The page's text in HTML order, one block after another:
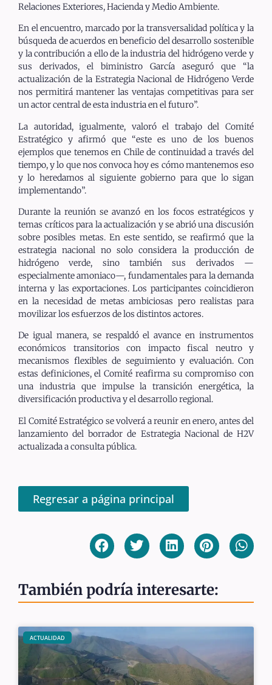
Relaciones Exteriores, Hacienda y Medio Ambiente.
En el encuentro, marcado por la transversalidad política y la
búsqueda de acuerdos en beneficio del desarrollo sostenible
y la contribución a ello de la industria del hidrógeno verde y
sus derivados, el biministro García aseguró que “la
actualización de la Estrategia Nacional de Hidrógeno Verde
nos permitirá mantener las ventajas competitivas para ser
un actor central de esta industria en el futuro”.
La autoridad, igualmente, valoró el trabajo del Comité
Estratégico y afirmó que “este es uno de los buenos
ejemplos que tenemos en Chile de continuidad a través del
tiempo, y lo que nos convoca hoy es cómo mantenemos eso
y lo heredamos al siguiente gobierno para que lo sigan
implementando”.
Durante la reunión se avanzó en los focos estratégicos y
temas críticos para la actualización y se abrió una discusión
sobre posibles metas. En este sentido, se reafirmó que la
estrategia nacional no solo considera la producción de
hidrógeno verde, sino también sus derivados —
especialmente amoniaco—, fundamentales para la demanda
interna y las exportaciones. Los participantes coincidieron
en la necesidad de metas ambiciosas pero realistas para
movilizar los esfuerzos de los distintos actores.
De igual manera, se respaldó el avance en instrumentos
económicos transitorios con impacto fiscal neutro y
mecanismos flexibles de seguimiento y evaluación. Con
estas definiciones, el Comité reafirma su compromiso con
una industria que impulse la transición energética, la
diversificación productiva y el desarrollo regional.
El Comité Estratégico se volverá a reunir en enero, antes del
lanzamiento del borrador de Estrategia Nacional de H2V
actualizada a consulta pública.
Regresar a página principal
También podría interesarte:
ACTUALIDAD